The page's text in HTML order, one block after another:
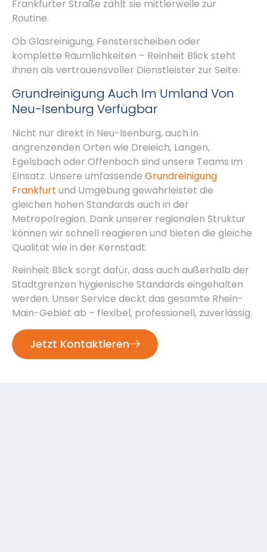
Frankfurter Straße zählt sie mittlerweile zur
Routine.
Ob Glasreinigung, Fensterscheiben oder
komplette Räumlichkeiten – Reinheit Blick steht
Ihnen als vertrauensvoller Dienstleister zur Seite.
Grundreinigung Auch Im Umland Von
Neu-Isenburg Verfügbar
Nicht nur direkt in Neu-Isenburg, auch in
angrenzenden Orten wie Dreieich, Langen,
Egelsbach oder Offenbach sind unsere Teams im
Einsatz. Unsere umfassende Grundreinigung
Frankfurt und Umgebung gewährleistet die
gleichen hohen Standards auch in der
Metropolregion. Dank unserer regionalen Struktur
können wir schnell reagieren und bieten die gleiche
Qualität wie in der Kernstadt.
Reinheit Blick sorgt dafür, dass auch außerhalb der
Stadtgrenzen hygienische Standards eingehalten
werden. Unser Service deckt das gesamte Rhein-
Main-Gebiet ab – flexibel, professionell, zuverlässig.
Jetzt Kontaktieren